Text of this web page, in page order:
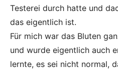
Testerei durch hatte und
das eigentlich ist.
Für mich war das Bluten
und wurde eigentlich auch
lernte, es sei nicht normal,